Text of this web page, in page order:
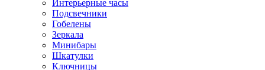
Интерьерные часы
Подсвечники
Гобелены
Зеркала
Минибары
Шкатулки
Ключницы